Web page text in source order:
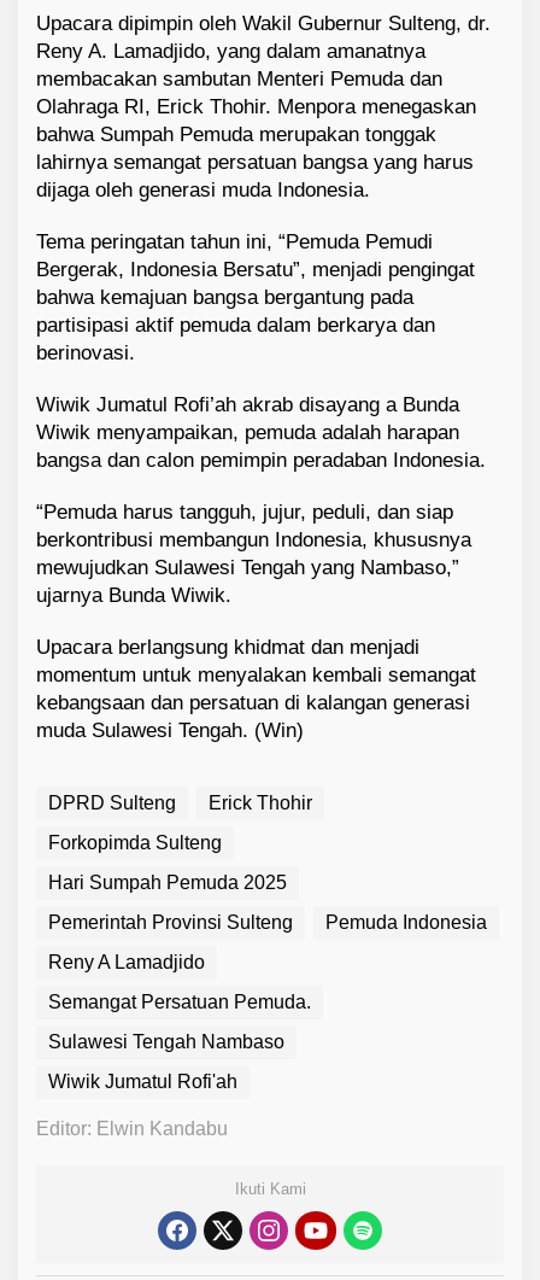
Upacara dipimpin oleh Wakil Gubernur Sulteng, dr.
Reny A. Lamadjido, yang dalam amanatnya
membacakan sambutan Menteri Pemuda dan
Olahraga RI, Erick Thohir. Menpora menegaskan
bahwa Sumpah Pemuda merupakan tonggak
lahirnya semangat persatuan bangsa yang harus
dijaga oleh generasi muda Indonesia.
Tema peringatan tahun ini, “Pemuda Pemudi
Bergerak, Indonesia Bersatu”, menjadi pengingat
bahwa kemajuan bangsa bergantung pada
partisipasi aktif pemuda dalam berkarya dan
berinovasi.
Wiwik Jumatul Rofi’ah akrab disayang a Bunda
Wiwik menyampaikan, pemuda adalah harapan
bangsa dan calon pemimpin peradaban Indonesia.
“Pemuda harus tangguh, jujur, peduli, dan siap
berkontribusi membangun Indonesia, khususnya
mewujudkan Sulawesi Tengah yang Nambaso,”
ujarnya Bunda Wiwik.
Upacara berlangsung khidmat dan menjadi
momentum untuk menyalakan kembali semangat
kebangsaan dan persatuan di kalangan generasi
muda Sulawesi Tengah. (Win)
DPRD Sulteng
Erick Thohir
Forkopimda Sulteng
Hari Sumpah Pemuda 2025
Pemerintah Provinsi Sulteng
Pemuda Indonesia
Reny A Lamadjido
Semangat Persatuan Pemuda.
Sulawesi Tengah Nambaso
Wiwik Jumatul Rofi'ah
Editor: Elwin Kandabu
Ikuti Kami